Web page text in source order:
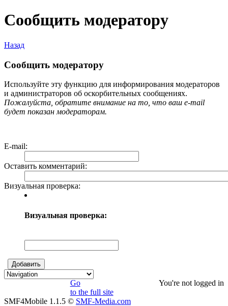
Сообщить модератору
Назад
Сообщить модератору
Используйте эту функцию для информирования модераторов
и администраторов об оскорбительных сообщениях.
Пожалуйста, обратите внимание на то, что ваш e-mail
будет показан модераторам.
E-mail:
Оставить комментарий:
Визуальная проверка:
Визуальная проверка:
You're not logged in
Go
to the full site
SMF4Mobile 1.1.5 © SMF-Media.com